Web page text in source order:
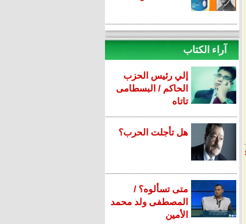
آراء الكتاب
إلي رئيس الحزب
الحاكم / البسطامى
تاتاه
هل تأجلت الحرب؟
متى تسألوه؟ /
المصطفى ولد محمد
الأمين